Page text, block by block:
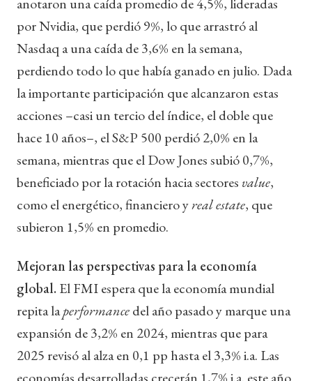
por Nvidia, que perdió 9%, lo que arrastró al
Nasdaq a una caída de 3,6% en la semana,
perdiendo todo lo que había ganado en julio. Dada
la importante participación que alcanzaron estas
acciones –casi un tercio del índice, el doble que
hace 10 años–, el S&P 500 perdió 2,0% en la
semana, mientras que el Dow Jones subió 0,7%,
beneficiado por la rotación hacia sectores value,
como el energético, financiero yreal estate, que
subieron 1,5% en promedio.
Mejoran las perspectivas para la economía
global. El FMI espera que la economía mundial
repita laperformancedel año pasado y marque una
expansión de 3,2% en 2024, mientras que para
2025 revisó al alza en 0,1 pp hasta el 3,3% i.a. Las
economías desarrolladas crecerán 1,7% i.a. este año